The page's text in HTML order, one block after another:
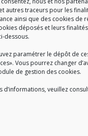
autres traceurs pour les
ainsi que des cookies de
déposés et leurs
dessous.
paramétrer le dépôt de
Vous pourrez changer
de gestion des cookies.
d’informations, veuillez
à 18h30
|Recrutement|FAQ